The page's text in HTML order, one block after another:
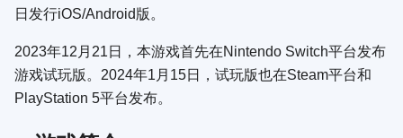
日发行iOS/Android版。
2023年12月21日，本游戏首先在Nintendo Switch平台发布
游戏试玩版。2024年1月15日，试玩版也在Steam平台和
PlayStation 5平台发布。